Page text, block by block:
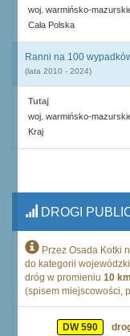
woj. warmińsko-
Cała Polska
Ranni na 100
(lata 2010 - 2024)
Tutaj
woj. warmińsko-
Kraj
DROGI
Przez Osada Kotki
do kategorii
dróg w promieniu 10 km
(spisem miejscowości,
DW 590